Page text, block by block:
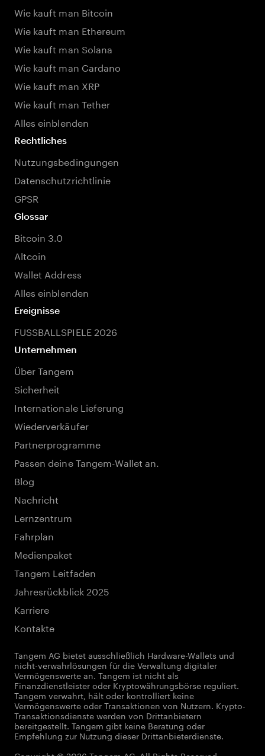
Wie kauft man Bitcoin
Wie kauft man Ethereum
Wie kauft man Solana
Wie kauft man Cardano
Wie kauft man XRP
Wie kauft man Tether
Alles einblenden
Rechtliches
Nutzungsbedingungen
Datenschutzrichtlinie
GPSR
Glossar
Bitcoin 3.0
Altcoin
Wallet Address
Alles einblenden
Ereignisse
FUSSBALLSPIELE 2026
Unternehmen
Über Tangem
Sicherheit
Internationale Lieferung
Wiederverkäufer
Partnerprogramme
Passen deine Tangem-Wallet an.
Blog
Nachricht
Lernzentrum
Fahrplan
Medienpaket
Tangem Leitfaden
Jahresrückblick 2025
Karriere
Kontakte
Tangem AG bietet ausschließlich Hardware-Wallets und
nicht-verwahrlösungen für die Verwaltung digitaler
Vermögenswerte an. Tangem ist nicht als
Finanzdienstleister oder Kryptowährungsbörse reguliert.
Tangem verwahrt, hält oder kontrolliert keine
Vermögenswerte oder Transaktionen von Nutzern. Krypto-
Transaktionsdienste werden von Drittanbietern
bereitgestellt. Tangem gibt keine Beratung oder
Empfehlung zur Nutzung dieser Drittanbieterdienste.